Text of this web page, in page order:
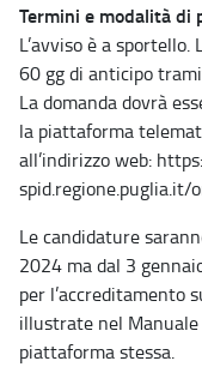
Termini e modalità di
L’avviso è a
60 gg di anticipo
La domanda dovrà
la piattaforma
all’indirizzo web:
spid.regione.puglia.it/
Le candidature
2024 ma dal 3
per l’accreditamento
illustrate nel
piattaforma stessa.